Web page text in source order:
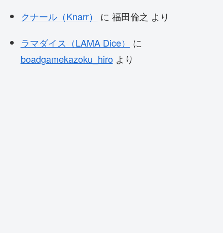
クナール（Knarr）
に 福田倫之 より
ラマダイス（LAMA Dice）
に
boadgamekazoku_hiroより